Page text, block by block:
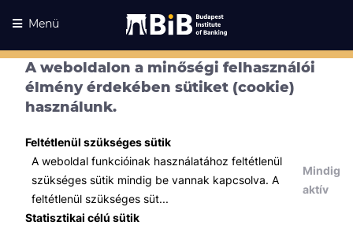
A weboldalon a minőségi felhasználói
élmény érdekében sütiket (cookie)
használunk.
Feltétlenül szükséges sütik
A weboldal funkcióinak használatához feltétlenül
szükséges sütik mindig be vannak kapcsolva. A
feltétlenül szükséges süt...
Mindig
aktív
Statisztikai célú sütik
Menü
Kurzusaink Kurzusaink
Minden témában
Összes
IT / Digitalizáció
Fintech és PSP compliance